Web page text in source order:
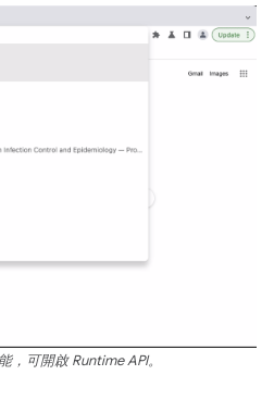
，可開啟 Runtime API。